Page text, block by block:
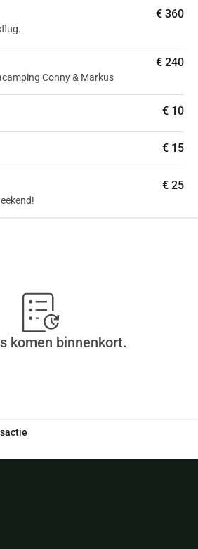
€ 360
€ 240
Conny & Markus
€ 10
€ 15
€ 25
komen binnenkort.